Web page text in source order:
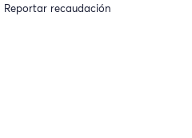
Reportar recaudación